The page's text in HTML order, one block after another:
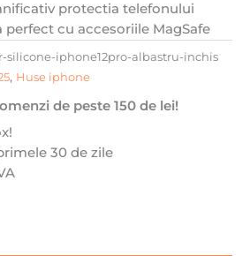
protectia telefonului
perfect cu accesoriile MagSafe
silicone-iphone12pro-albastru-inchis
, Huse iphone
de peste 150 de lei!
30 de zile